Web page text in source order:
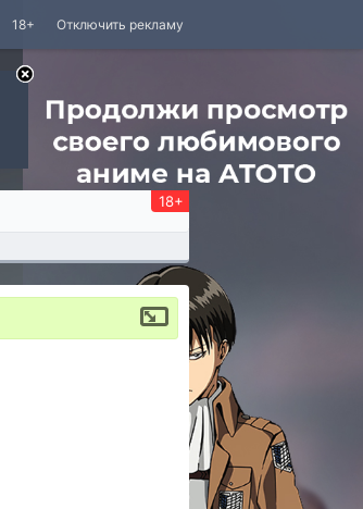
Отключить рекламу
18+
18+